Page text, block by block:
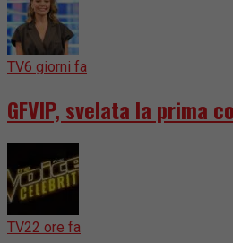
TV6 giorni fa
GFVIP, svelata la prima
TV22 ore fa